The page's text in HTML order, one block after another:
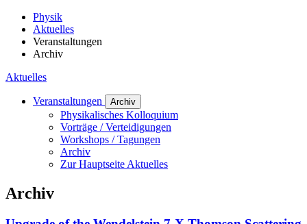
Physik
Aktuelles
Veranstaltungen
Archiv
Aktuelles
Veranstaltungen Archiv
Physikalisches Kolloquium
Vorträge / Verteidigungen
Workshops / Tagungen
Archiv
Zur Hauptseite Aktuelles
Archiv